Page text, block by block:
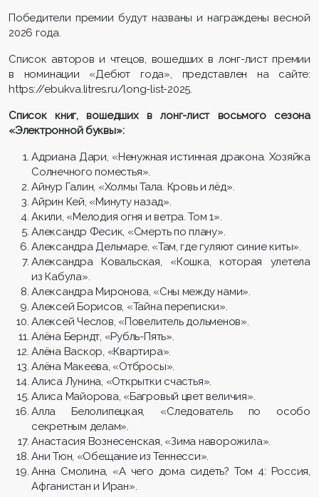
Победители премии будут названы и награждены весной
2026 года.
Список авторов и чтецов, вошедших в лонг-лист премии
в номинации «Дебют года», представлен на сайте:
https://ebukva.litres.ru/long-list-2025.
Список книг, вошедших в лонг-лист восьмого сезона
«Электронной буквы»:
Адриана Дари, «Ненужная истинная дракона. Хозяйка
Солнечного поместья».
Айнур Галин, «Холмы Тала. Кровь и лёд».
Айрин Кей, «Минуту назад».
Акили, «Мелодия огня и ветра. Том 1».
Александр Фесик, «Смерть по плану».
Александра Дельмаре, «Там, где гуляют синие киты».
Александра Ковальская, «Кошка, которая улетела
из Кабула».
Александра Миронова, «Сны между нами».
Алексей Борисов, «Тайна переписки».
Алексей Чеслов, «Повелитель дольменов».
Алёна Берндт, «Рубль-Пять».
Алёна Васкор, «Квартира».
Алёна Макеева, «Отбросы».
Алиса Лунина, «Открытки счастья».
Алиса Майорова, «Багровый цвет величия».
Алла Белолипецкая, «Следователь по особо
секретным делам».
Анастасия Вознесенская, «Зима наворожила».
Ани Тюн, «Обещание из Теннесси».
Анна Смолина, «А чего дома сидеть? Том 4: Россия,
Афганистан и Иран».